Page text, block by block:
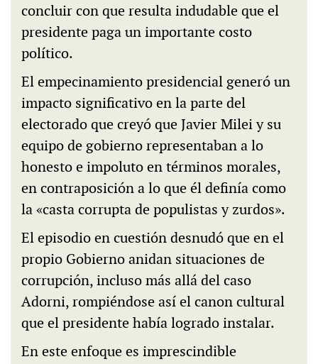
concluir con que resulta indudable que el
presidente paga un importante costo
político.
El empecinamiento presidencial generó un
impacto significativo en la parte del
electorado que creyó que Javier Milei y su
equipo de gobierno representaban a lo
honesto e impoluto en términos morales,
en contraposición a lo que él definía como
la «casta corrupta de populistas y zurdos».
El episodio en cuestión desnudó que en el
propio Gobierno anidan situaciones de
corrupción, incluso más allá del caso
Adorni, rompiéndose así el canon cultural
que el presidente había logrado instalar.
En este enfoque es imprescindible